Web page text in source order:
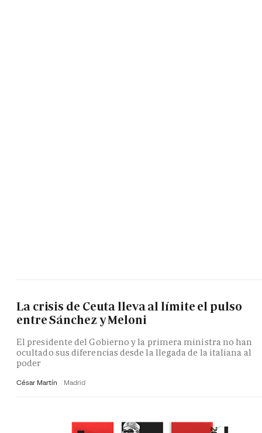
La crisis de Ceuta lleva al límite el pulso
entre Sánchez y Meloni
El presidente del Gobierno y la primera ministra no han
ocultado sus diferencias desde la llegada de la italiana al
poder
César Martín Madrid